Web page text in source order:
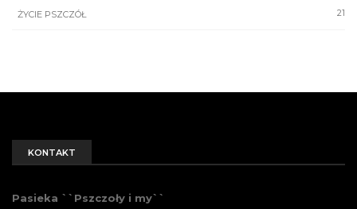
21
ŻYCIE PSZCZÓŁ
KONTAKT
Pasieka ``Pszczoły i my``